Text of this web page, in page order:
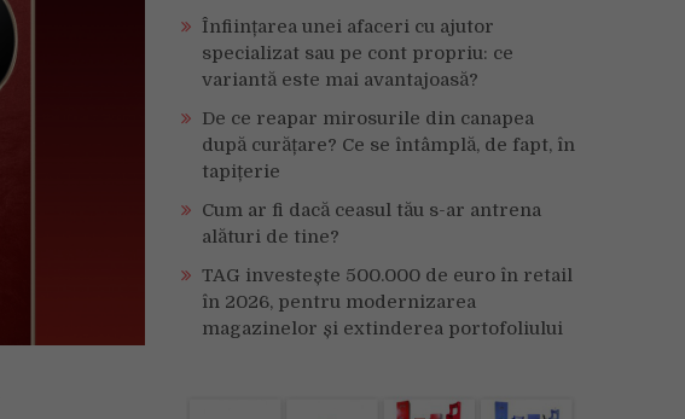
Înființarea unei afaceri cu ajutor
specializat sau pe cont propriu: ce
variantă este mai avantajoasă?
De ce reapar mirosurile din canapea
după curățare? Ce se întâmplă, de fapt, în
tapițerie
Cum ar fi dacă ceasul tău s-ar antrena
alături de tine?
TAG investește 500.000 de euro în retail
în 2026, pentru modernizarea
magazinelor și extinderea portofoliului